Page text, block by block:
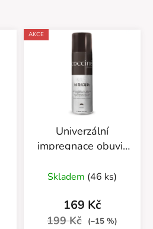
AKCE
Univerzální
impregnace obuvi-
55/58/250ML
Skladem (46 ks)
169 Kč
199 Kč (–15 %)